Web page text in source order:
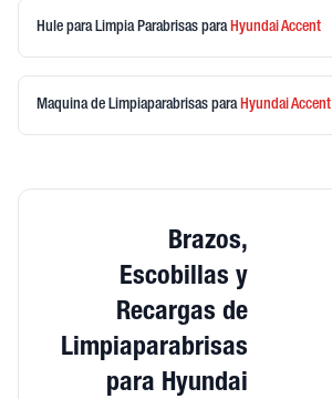
Hule para Limpia Parabrisas para HyundaiAccent
Maquina de Limpiaparabrisas para HyundaiAccent
Brazos,
Escobillas y
Recargas de
Limpiaparabrisas
para Hyundai